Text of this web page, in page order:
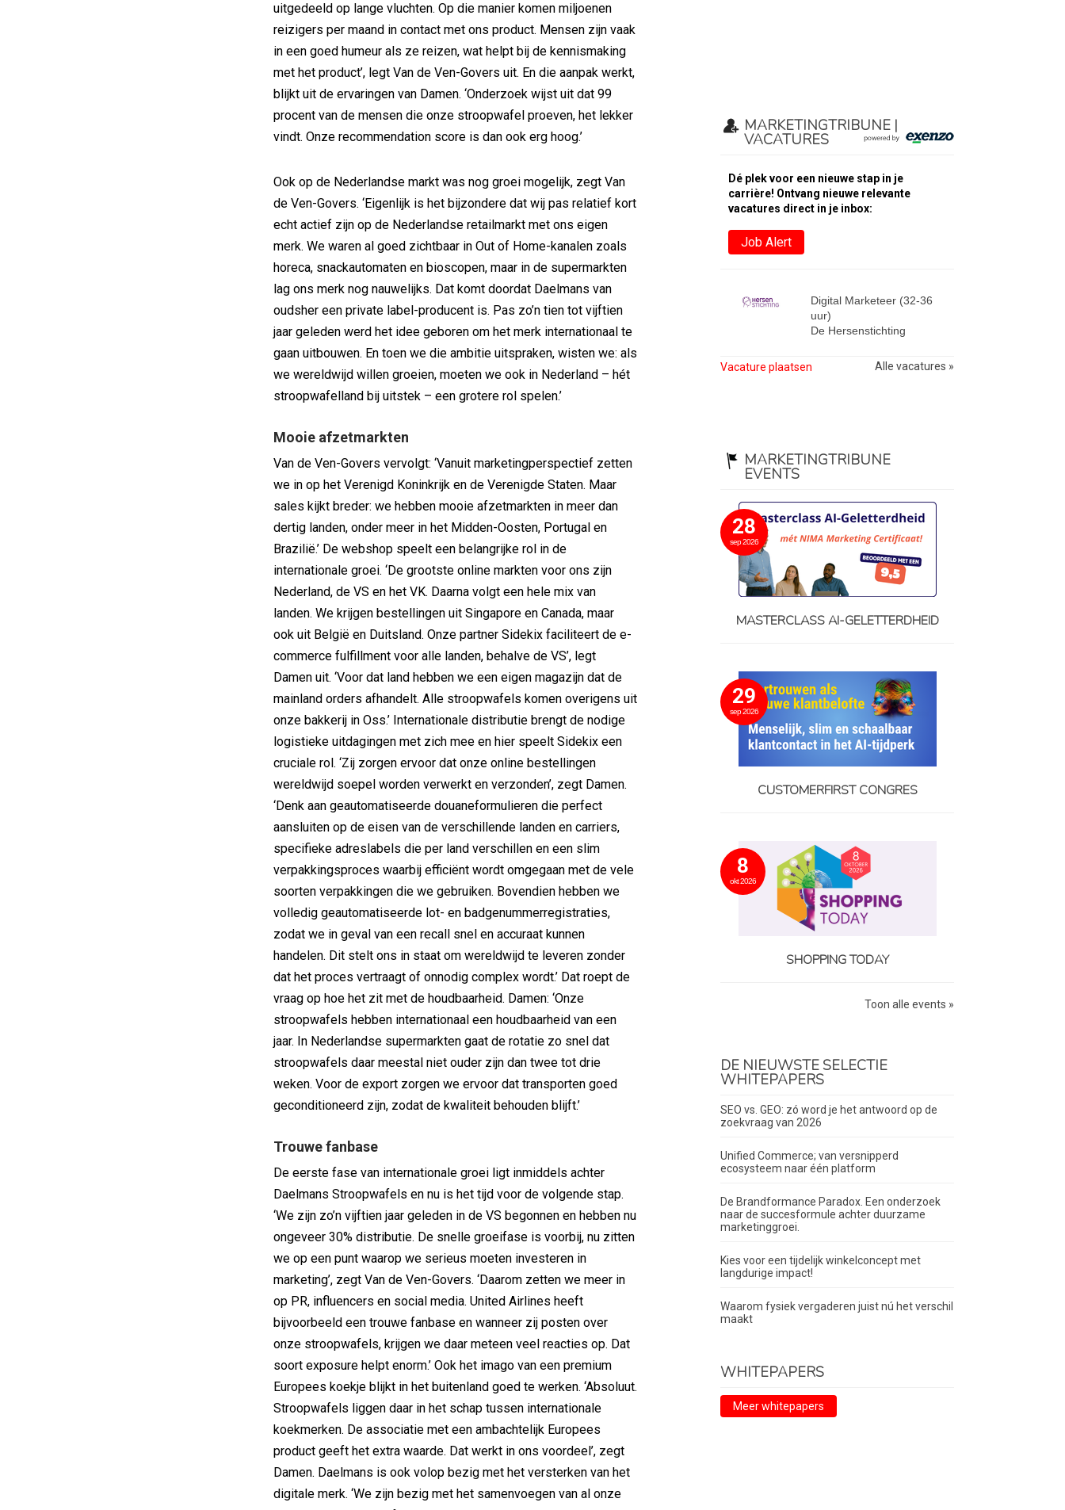
uitgedeeld op lange vluchten. Op die manier komen miljoenen
reizigers per maand in contact met ons product. Mensen zijn vaak
in een goed humeur als ze reizen, wat helpt bij de kennismaking
met het product’, legt Van de Ven-Govers uit. En die aanpak werkt,
blijkt uit de ervaringen van Damen. ‘Onderzoek wijst uit dat 99
procent van de mensen die onze stroopwafel proeven, het lekker
vindt. Onze recommendation score is dan ook erg hoog.’
Ook op de Nederlandse markt was nog groei mogelijk, zegt Van
de Ven-Govers. ‘Eigenlijk is het bijzondere dat wij pas relatief kort
echt actief zijn op de Nederlandse retailmarkt met ons eigen
merk. We waren al goed zichtbaar in Out of Home-kanalen zoals
horeca, snackautomaten en bioscopen, maar in de supermarkten
lag ons merk nog nauwelijks. Dat komt doordat Daelmans van
oudsher een private label-producent is. Pas zo’n tien tot vijftien
jaar geleden werd het idee geboren om het merk internationaal te
gaan uitbouwen. En toen we die ambitie uitspraken, wisten we: als
we wereldwijd willen groeien, moeten we ook in Nederland – hét
stroopwafelland bij uitstek – een grotere rol spelen.’
Mooie afzetmarkten
Van de Ven-Govers vervolgt: ‘Vanuit marketingperspectief zetten
we in op het Verenigd Koninkrijk en de Verenigde Staten. Maar
sales kijkt breder: we hebben mooie afzetmarkten in meer dan
dertig landen, onder meer in het Midden-Oosten, Portugal en
Brazilië.’ De webshop speelt een belangrijke rol in de
internationale groei. ‘De grootste online markten voor ons zijn
Nederland, de VS en het VK. Daarna volgt een hele mix van
landen. We krijgen bestellingen uit Singapore en Canada, maar
ook uit België en Duitsland. Onze partner Sidekix faciliteert de e-
commerce fulfillment voor alle landen, behalve de VS’, legt
Damen uit. ‘Voor dat land hebben we een eigen magazijn dat de
mainland orders afhandelt. Alle stroopwafels komen overigens uit
onze bakkerij in Oss.’ Internationale distributie brengt de nodige
logistieke uitdagingen met zich mee en hier speelt Sidekix een
cruciale rol. ‘Zij zorgen ervoor dat onze online bestellingen
wereldwijd soepel worden verwerkt en verzonden’, zegt Damen.
‘Denk aan geautomatiseerde douaneformulieren die perfect
aansluiten op de eisen van de verschillende landen en carriers,
specifieke adreslabels die per land verschillen en een slim
verpakkingsproces waarbij efficiënt wordt omgegaan met de vele
soorten verpakkingen die we gebruiken. Bovendien hebben we
volledig geautomatiseerde lot- en badgenummerregistraties,
zodat we in geval van een recall snel en accuraat kunnen
handelen. Dit stelt ons in staat om wereldwijd te leveren zonder
dat het proces vertraagt of onnodig complex wordt.’ Dat roept de
vraag op hoe het zit met de houdbaarheid. Damen: ‘Onze
stroopwafels hebben internationaal een houdbaarheid van een
jaar. In Nederlandse supermarkten gaat de rotatie zo snel dat
stroopwafels daar meestal niet ouder zijn dan twee tot drie
weken. Voor de export zorgen we ervoor dat transporten goed
geconditioneerd zijn, zodat de kwaliteit behouden blijft.’
Trouwe fanbase
De eerste fase van internationale groei ligt inmiddels achter
Daelmans Stroopwafels en nu is het tijd voor de volgende stap.
‘We zijn zo’n vijftien jaar geleden in de VS begonnen en hebben nu
ongeveer 30% distributie. De snelle groeifase is voorbij, nu zitten
we op een punt waarop we serieus moeten investeren in
marketing’, zegt Van de Ven-Govers. ‘Daarom zetten we meer in
op PR, influencers en social media. United Airlines heeft
bijvoorbeeld een trouwe fanbase en wanneer zij posten over
onze stroopwafels, krijgen we daar meteen veel reacties op. Dat
soort exposure helpt enorm.’ Ook het imago van een premium
Europees koekje blijkt in het buitenland goed te werken. ‘Absoluut.
Stroopwafels liggen daar in het schap tussen internationale
koekmerken. De associatie met een ambachtelijk Europees
product geeft het extra waarde. Dat werkt in ons voordeel’, zegt
Damen. Daelmans is ook volop bezig met het versterken van het
digitale merk. ‘We zijn bezig met het samenvoegen van al onze
MARKETINGTRIBUNE |
VACATURES
Dé plek voor een nieuwe stap in je
carrière! Ontvang nieuwe relevante
vacatures direct in je inbox:
Job Alert
Digital Marketeer (32-36
uur)
De Hersenstichting
Vacature plaatsen Alle vacatures »
MARKETINGTRIBUNE
EVENTS
28
sep 2026
MASTERCLASS AI-GELETTERDHEID
29
sep 2026
CUSTOMERFIRST CONGRES
8
okt 2026
SHOPPING TODAY
Toon alle events »
DE NIEUWSTE SELECTIE
WHITEPAPERS
SEO vs. GEO: zó word je het antwoord op de
zoekvraag van 2026
Unified Commerce; van versnipperd
ecosysteem naar één platform
De Brandformance Paradox. Een onderzoek
naar de succesformule achter duurzame
marketinggroei.
Kies voor een tijdelijk winkelconcept met
langdurige impact!
Waarom fysiek vergaderen juist nú het verschil
maakt
WHITEPAPERS
Meer whitepapers